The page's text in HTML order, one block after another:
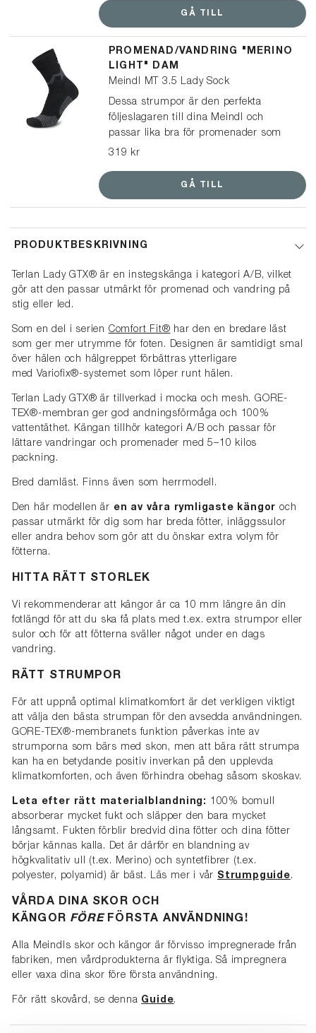
merinoull och syntetiskt garn, vilket
balanserat klimat i dina skor.
GÅ TILL
PROMENAD/VANDRING "MERINO
LIGHT" DAM
Meindl MT 3.5 Lady Sock
Dessa strumpor är den perfekta
följeslagaren till dina Meindl och
passar lika bra för promenader som
vandringar. En multifunktionell och lätt
merinoull och syntetiskt garn, vilket
balanserat klimat i dina skor.
319 kr
GÅ TILL
PRODUKTBESKRIVNING
Terlan Lady GTX® är en instegskänga i kategori A/B, vilket
gör att den passar utmärkt för promenad och vandring på
stig eller led.
Som en del i serien Comfort Fit® har den en bredare läst
som ger mer utrymme för foten. Designen är samtidigt smal
över hälen och hälgreppet förbättras ytterligare
med Variofix®-systemet som löper runt hälen.
Terlan Lady GTX® är tillverkad i mocka och mesh. GORE-
TEX®-membran ger god andningsförmåga och 100%
vattentäthet. Kängan tillhör kategori A/B och passar för
lättare vandringar och promenader med 5–10 kilos
packning.
Bred damläst. Finns även som herrmodell.
Den här modellen är en av våra rymligaste kängor och
passar utmärkt för dig som har breda fötter, inläggssulor
eller andra behov som gör att du önskar extra volym för
fötterna.
HITTA RÄTT STORLEK
Vi rekommenderar att kängor är ca 10 mm längre än din
fotlängd för att du ska få plats med t.ex. extra strumpor eller
sulor och för att fötterna sväller något under en dags
vandring.
RÄTT STRUMPOR
För att uppnå optimal klimatkomfort är det verkligen viktigt
att välja den bästa strumpan för den avsedda användningen.
GORE-TEX®-membranets funktion påverkas inte av
strumporna som bärs med skon, men att bära rätt strumpa
kan ha en betydande positiv inverkan på den upplevda
klimatkomforten, och även förhindra obehag såsom skoskav.
Leta efter rätt materialblandning:
100% bomull
absorberar mycket fukt och släpper den bara mycket
långsamt. Fukten förblir bredvid dina fötter och dina fötter
börjar kännas kalla. Det är därför en blandning av
högkvalitativ ull (t.ex. Merino) och syntetfibrer (t.ex.
polyester, polyamid) är bäst. Läs mer i vår Strumpguide.
VÅRDA DINA SKOR OCH
KÄNGOR FÖRE FÖRSTA ANVÄNDNING!
Alla Meindls skor och kängor är förvisso impregnerade från
fabriken, men vårdprodukterna är flyktiga. Så impregnera
eller vaxa dina skor före första användning.
För rätt skovård, se denna Guide.